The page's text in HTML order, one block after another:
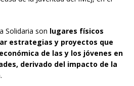
Solidaria son lugares físicos
estrategias y proyectos que
de las y los jóvenes en
derivado del impacto de la
.